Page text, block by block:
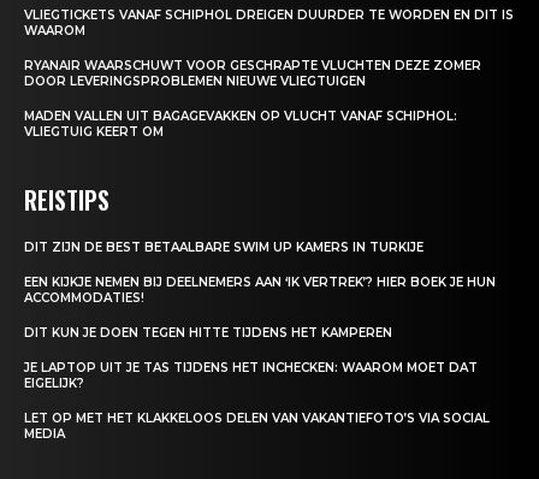
VLIEGTICKETS VANAF SCHIPHOL DREIGEN DUURDER TE WORDEN EN DIT IS
WAAROM
RYANAIR WAARSCHUWT VOOR GESCHRAPTE VLUCHTEN DEZE ZOMER
DOOR LEVERINGSPROBLEMEN NIEUWE VLIEGTUIGEN
MADEN VALLEN UIT BAGAGEVAKKEN OP VLUCHT VANAF SCHIPHOL:
VLIEGTUIG KEERT OM
REISTIPS
DIT ZIJN DE BEST BETAALBARE SWIM UP KAMERS IN TURKIJE
EEN KIJKJE NEMEN BIJ DEELNEMERS AAN ‘IK VERTREK’? HIER BOEK JE HUN
ACCOMMODATIES!
DIT KUN JE DOEN TEGEN HITTE TIJDENS HET KAMPEREN
JE LAPTOP UIT JE TAS TIJDENS HET INCHECKEN: WAAROM MOET DAT
EIGELIJK?
LET OP MET HET KLAKKELOOS DELEN VAN VAKANTIEFOTO’S VIA SOCIAL
MEDIA